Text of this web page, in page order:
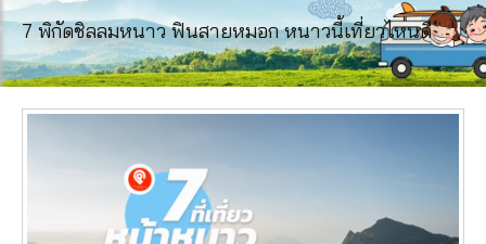
7 พิกัดชิลลมหนาว ฟินสายหมอก หนาวนี้เที่ยวไหนดี